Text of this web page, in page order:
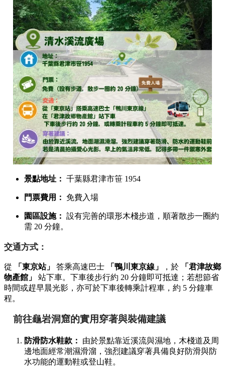
景點地址： 千葉縣君津市笹 1954
門票費用： 免費入場
園區設施： 設有完善的環形木棧步道，順著散步一圈約
需 20 分鐘。
交通方式：
從 「東京站」 答乘高速巴士 「鴨川東京線」 ，於
「君津故鄉
物產館」
站下車。下車後步行約 20 分鐘即可抵達；若想節省
時間或趕早晨光影，亦可於下車後轉乘計程車，約 5 分鐘車
程。
前往龜岩洞窟的實用穿著與裝備建議
防滑防水鞋款：
由於景點靠近溪流與濕地，木棧道及周
邊地面經常潮濕滑溜，強烈建議穿著具備良好防滑與防
水功能的運動鞋或登山鞋。